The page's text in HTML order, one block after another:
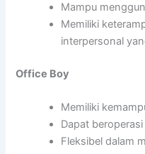
Mampu
Memiliki
interpersonal
Office Boy
Memiliki
Dapat
Fleksibel dalam